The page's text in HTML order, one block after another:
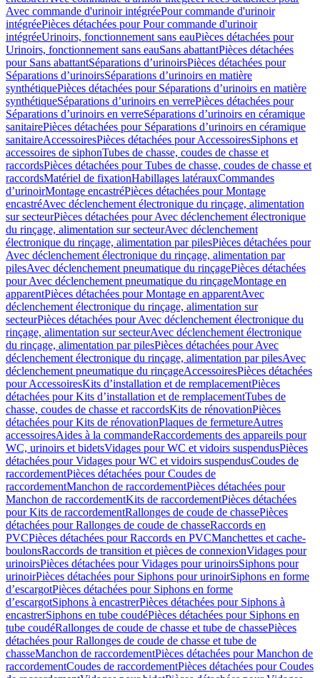
Avec commande d'urinoir intégréePour commande d'urinoir
intégréePièces détachées pour Pour commande d'urinoir
intégréeUrinoirs, fonctionnement sans eauPièces détachées pour
Urinoirs, fonctionnement sans eauSans abattantPièces détachées
pour Sans abattantSéparations d’urinoirsPièces détachées pour
Séparations d’urinoirsSéparations d’urinoirs en matière
synthétiquePièces détachées pour Séparations d’urinoirs en matière
synthétiqueSéparations d’urinoirs en verrePièces détachées pour
Séparations d’urinoirs en verreSéparations d’urinoirs en céramique
sanitairePièces détachées pour Séparations d’urinoirs en céramique
sanitaireAccessoiresPièces détachées pour AccessoiresSiphons et
accessoires de siphonTubes de chasse, coudes de chasse et
raccordsPièces détachées pour Tubes de chasse, coudes de chasse et
raccordsMatériel de fixationHabillages latérauxCommandes
dʼurinoirMontage encastréPièces détachées pour Montage
encastréAvec déclenchement électronique du rinçage, alimentation
sur secteurPièces détachées pour Avec déclenchement électronique
du rinçage, alimentation sur secteurAvec déclenchement
électronique du rinçage, alimentation par pilesPièces détachées pour
Avec déclenchement électronique du rinçage, alimentation par
pilesAvec déclenchement pneumatique du rinçagePièces détachées
pour Avec déclenchement pneumatique du rinçageMontage en
apparentPièces détachées pour Montage en apparentAvec
déclenchement électronique du rinçage, alimentation sur
secteurPièces détachées pour Avec déclenchement électronique du
rinçage, alimentation sur secteurAvec déclenchement électronique
du rinçage, alimentation par pilesPièces détachées pour Avec
déclenchement électronique du rinçage, alimentation par pilesAvec
déclenchement pneumatique du rinçageAccessoiresPièces détachées
pour AccessoiresKits d’installation et de remplacementPièces
détachées pour Kits d’installation et de remplacementTubes de
chasse, coudes de chasse et raccordsKits de rénovationPièces
détachées pour Kits de rénovationPlaques de fermetureAutres
accessoiresAides à la commandeRaccordements des appareils pour
WC, urinoirs et bidetsVidages pour WC et vidoirs suspendusPièces
détachées pour Vidages pour WC et vidoirs suspendusCoudes de
raccordementPièces détachées pour Coudes de
raccordementManchon de raccordementPièces détachées pour
Manchon de raccordementKits de raccordementPièces détachées
pour Kits de raccordementRallonges de coude de chassePièces
détachées pour Rallonges de coude de chasseRaccords en
PVCPièces détachées pour Raccords en PVCManchettes et cache-
boulonsRaccords de transition et pièces de connexionVidages pour
urinoirsPièces détachées pour Vidages pour urinoirsSiphons pour
urinoirPièces détachées pour Siphons pour urinoirSiphons en forme
d’escargotPièces détachées pour Siphons en forme
d’escargotSiphons à encastrerPièces détachées pour Siphons à
encastrerSiphons en tube coudéPièces détachées pour Siphons en
tube coudéRallonges de coude de chasse et tube de chassePièces
détachées pour Rallonges de coude de chasse et tube de
chasseManchon de raccordementPièces détachées pour Manchon de
raccordementCoudes de raccordementPièces détachées pour Coudes